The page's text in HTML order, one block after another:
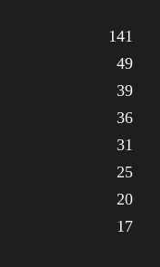
141
49
39
36
31
25
20
17